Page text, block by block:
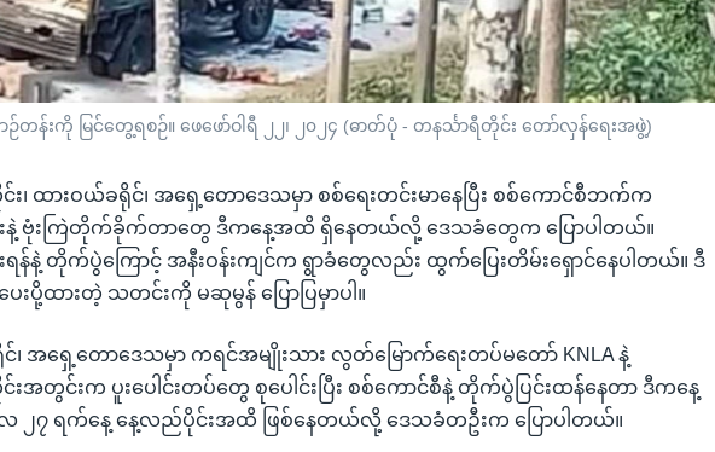
းကို မြင်တွေ့ရစဉ်။ ဖေဖော်ဝါရီ ၂၂၊ ၂၀၂၄ (ဓာတ်ပုံ - တနင်္သာရီတိုင်း တော်လှန်ရေးအဖွဲ့)
း၊ ထားဝယ်ခရိုင်၊ အရှေ့တောဒေသမှာ စစ်ရေးတင်းမာနေပြီး စစ်ကောင်စီဘက်က
းနဲ့ ဗုံးကြဲတိုက်ခိုက်တာတွေ ဒီကနေ့အထိ ရှိနေတယ်လို့ ဒေသခံတွေက ပြောပါတယ်။
ရန်နဲ့ တိုက်ပွဲကြောင့် အနီးဝန်းကျင်က ရွာခံတွေလည်း ထွက်ပြေးတိမ်းရှောင်နေပါတယ်။ ဒီ
ေးပို့ထားတဲ့ သတင်းကို မဆုမွန် ပြောပြမှာပါ။
၊ အရှေ့တောဒေသမှာ ကရင်အမျိုးသား လွတ်မြောက်ရေးတပ်မတော် KNLA နဲ့
းအတွင်းက ပူးပေါင်းတပ်တွေ စုပေါင်းပြီး စစ်ကောင်စီနဲ့ တိုက်ပွဲပြင်းထန်နေတာ ဒီကနေ့
လ ၂၇ ရက်နေ့ နေ့လည်ပိုင်းအထိ ဖြစ်နေတယ်လို့ ဒေသခံတဦးက ပြောပါတယ်။